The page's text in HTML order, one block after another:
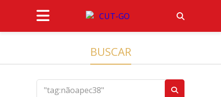
BUSCAR